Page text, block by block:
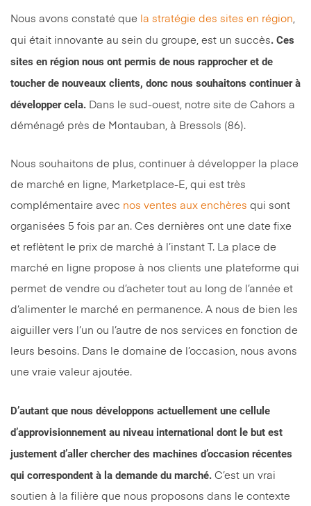
Nous avons constaté que la stratégie des sites en région,
qui était innovante au sein du groupe, est un succès. Ces
sites en région nous ont permis de nous rapprocher et de
toucher de nouveaux clients, donc nous souhaitons continuer à
développer cela. Dans le sud-ouest, notre site de Cahors a
déménagé près de Montauban, à Bressols (86).
Nous souhaitons de plus, continuer à développer la place
de marché en ligne, Marketplace-E, qui est très
complémentaire avec nos ventes aux enchères qui sont
organisées 5 fois par an. Ces dernières ont une date fixe
et reflètent le prix de marché à l’instant T. La place de
marché en ligne propose à nos clients une plateforme qui
permet de vendre ou d’acheter tout au long de l’année et
d’alimenter le marché en permanence. A nous de bien les
aiguiller vers l’un ou l’autre de nos services en fonction de
leurs besoins. Dans le domaine de l’occasion, nous avons
une vraie valeur ajoutée.
D’autant que nous développons actuellement une cellule
d’approvisionnement au niveau international dont le but est
justement d’aller chercher des machines d’occasion récentes
qui correspondent à la demande du marché. C’est un vrai
soutien à la filière que nous proposons dans le contexte